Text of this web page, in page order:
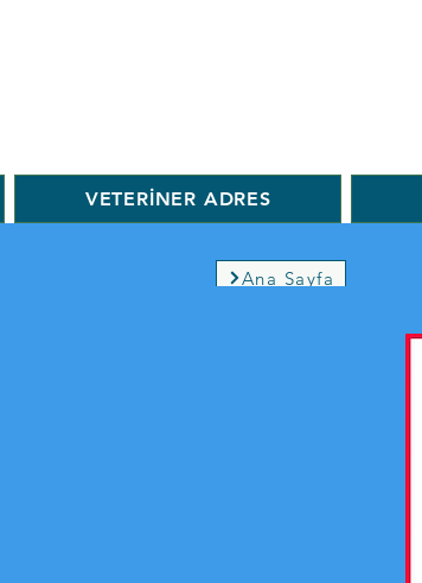
VETERİNER ADRES
Ana Sayfa